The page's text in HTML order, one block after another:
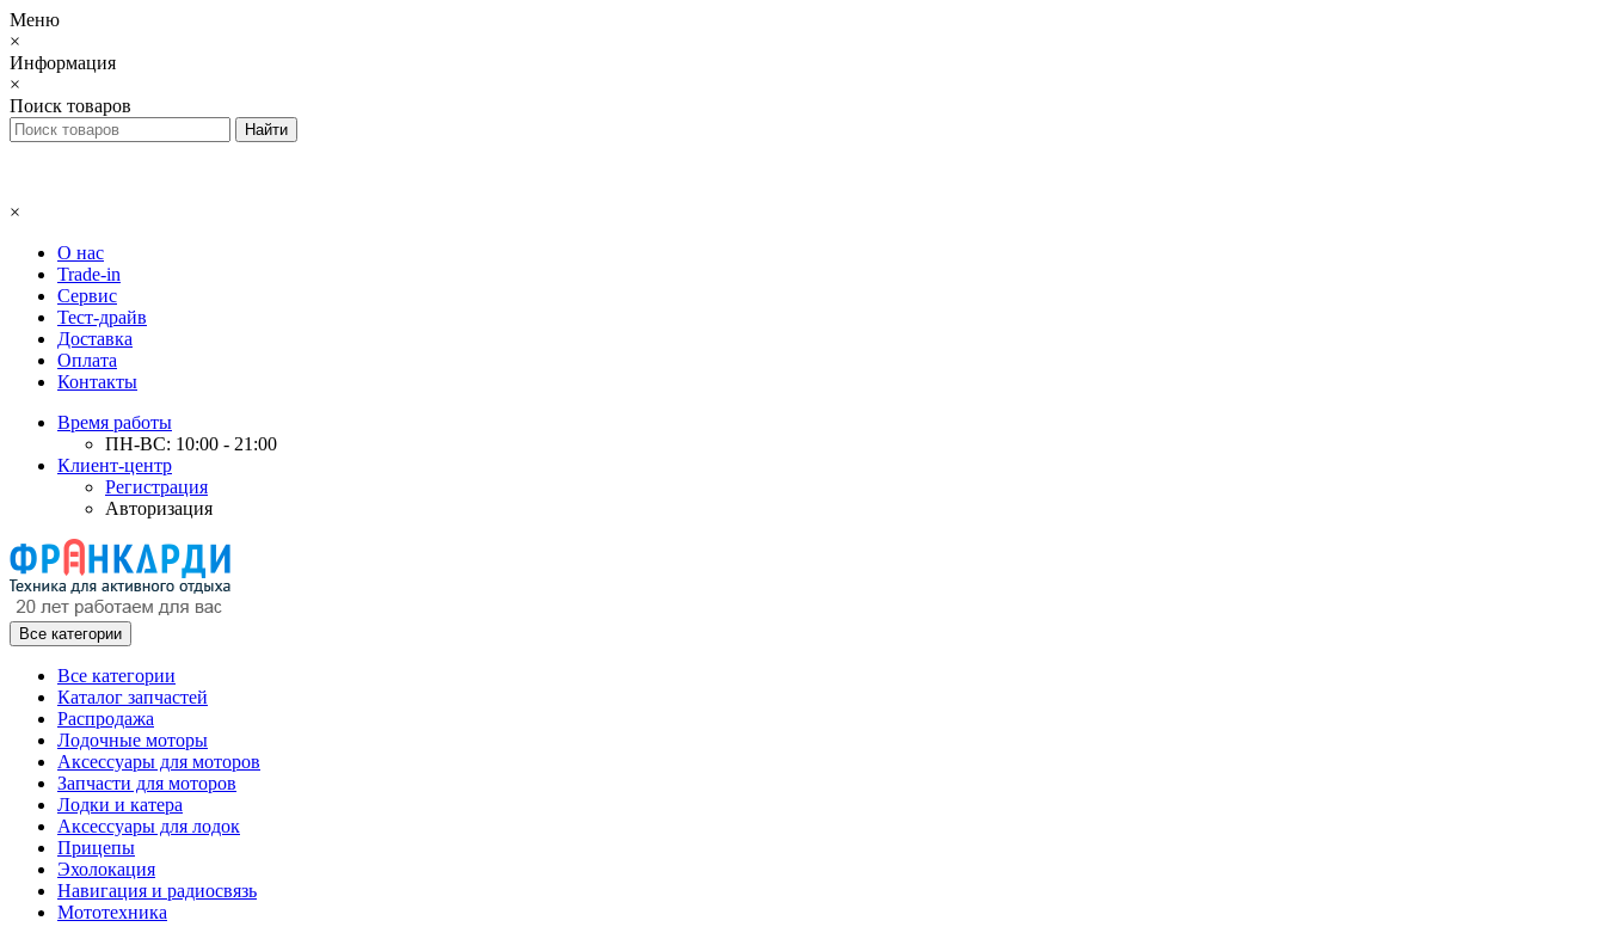
Меню
×
Информация
×
Поиск товаров
×
О нас
Trade-in
Сервис
Тест-драйв
Доставка
Оплата
Контакты
Время работы
ПН-ВС: 10:00 - 21:00
Клиент-центр
Регистрация
Авторизация
Все категории
Все категории
Каталог запчастей
Распродажа
Лодочные моторы
Аксессуары для моторов
Запчасти для моторов
Лодки и катера
Аксессуары для лодок
Прицепы
Эхолокация
Навигация и радиосвязь
Мототехника